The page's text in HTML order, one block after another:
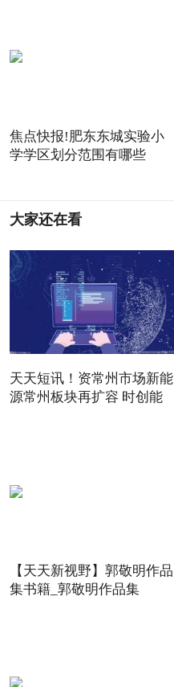
焦点快报!肥东东城实验小
学学区划分范围有哪些
大家还在看
天天短讯！资常州市场新能
源常州板块再扩容 时创能
【天天新视野】郭敬明作品
集书籍_郭敬明作品集